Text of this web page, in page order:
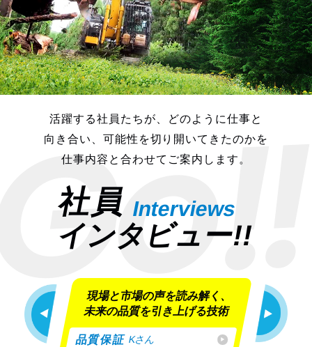
活躍する社員たちが、どのように仕事と
向き合い、可能性を切り開いてきたのかを
仕事内容と合わせてご案内します。
社員
インタビュー!!
Interviews
!
現場と市場の声を読み解く、
未来の品質を引き上げる技術
品質保証 Kさん